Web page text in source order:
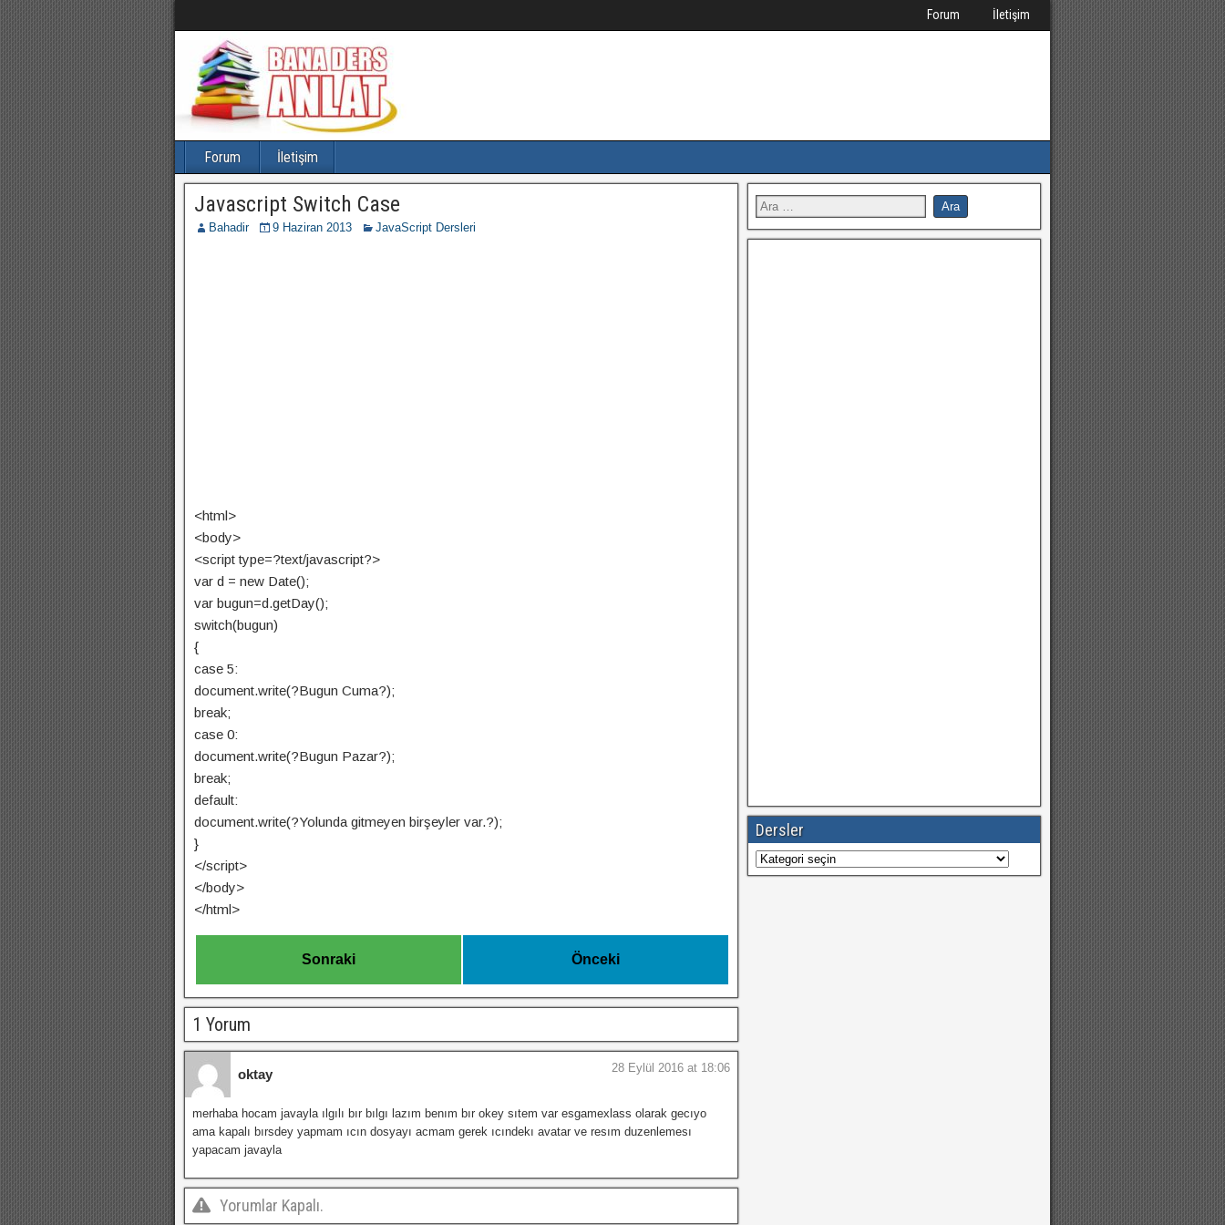
Forum İletişim
Forum İletişim
Javascript Switch Case
Bahadir 9 Haziran 2013 JavaScript Dersleri
<html>
<body>
<script type=?text/javascript?>
var d = new Date();
var bugun=d.getDay();
switch(bugun)
{
case 5:
document.write(?Bugun Cuma?);
break;
case 0:
document.write(?Bugun Pazar?);
break;
default:
document.write(?Yolunda gitmeyen birşeyler var.?);
}
</script>
</body>
</html>
Sonraki Önceki
1 Yorum
oktay 28 Eylül 2016 at 18:06
merhaba hocam javayla ılgılı bır bılgı lazım benım bır okey sıtem var esgamexlass olarak gecıyo
ama kapalı bırsdey yapmam ıcın dosyayı acmam gerek ıcındekı avatar ve resım duzenlemesı
yapacam javayla
Yorumlar Kapalı.
Dersler
Dersler